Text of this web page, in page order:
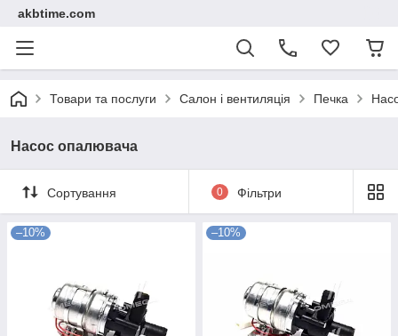
akbtime.com
Товари та послуги Салон і вентиляція Печка
Насос опалювача
Сортування 0 Фільтри
–10% –10%